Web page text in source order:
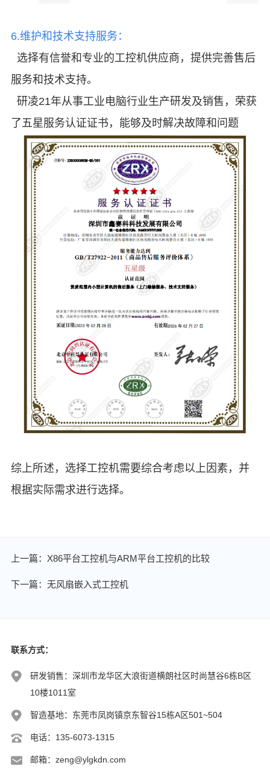
6.维护和技术支持服务：
选择有信誉和专业的工控机供应商，提供完善售后
服务和技术支持。
研凌21年从事工业电脑行业生产研发及销售，荣获
了五星服务认证证书， 能够及时解决故障和问题
综上所述，选择工控机需要综合考虑以上因素，并
根据实际需求进行选择。
上一篇：X86平台工控机与ARM平台工控机的比较
下一篇：无风扇嵌入式工控机
联系方式：
研发销售：深圳市龙华区大浪街道横朗社区时尚慧谷6栋B区
10楼1011室
智造基地：东莞市凤岗镇京东智谷15栋A区501~504
电话：135-6073-1315
邮箱：zeng@ylgkdn.com